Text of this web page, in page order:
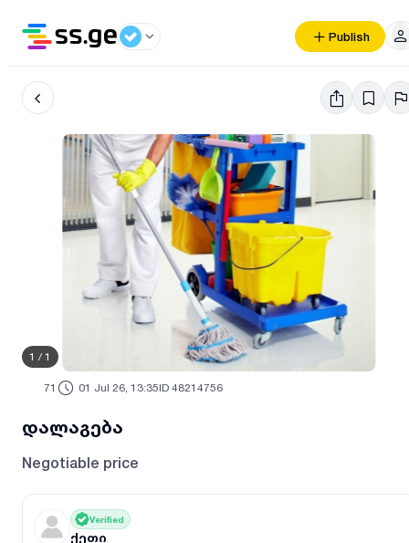
Publish
1 / 1
71 01 Jul 26, 13:35ID 48214756
დალაგება
Negotiable price
Verified
ქეთი